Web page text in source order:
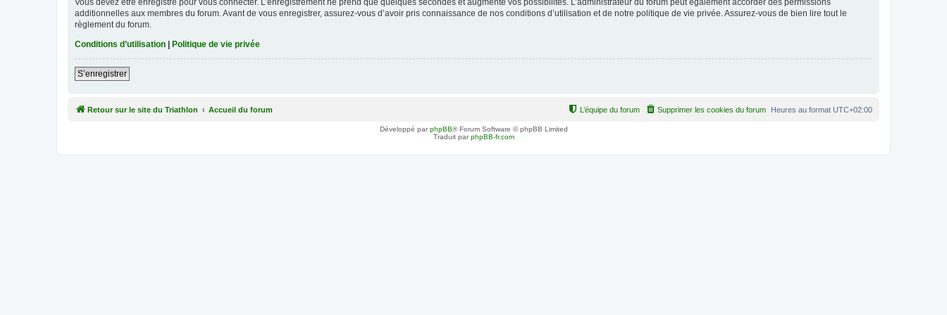
additionnelles aux membres du forum. Avant de vous enregistrer, assurez-vous d’avoir pris connaissance de nos conditions d’utilisation et de notre politique de vie privée. Assurez-vous de bien lire tout le
règlement du forum.
Conditions d’utilisation | Politique de vie privée
S’enregistrer
Retour sur le site du Triathlon Accueil du forum Heures au format UTC+02:00
Supprimer les cookies du forum
L’équipe du forum
Développé parphpBB® Forum Software © phpBB Limited
Traduit parphpBB-fr.com